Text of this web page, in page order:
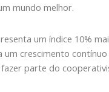
mundo melhor.
um índice 10%
um crescimento contínuo
parte do